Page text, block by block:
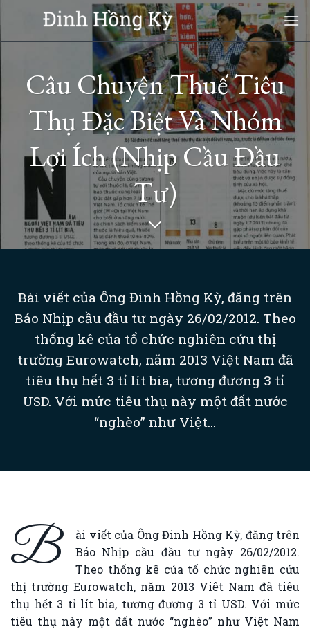
content
Câu Chuyện Thuế Tiêu
Thụ Đặc Biệt Và Nhóm
Lợi Ích (Nhịp Cầu Đầu
Tư)
Bài viết của Ông Đinh Hồng Kỳ, đăng trên
Báo Nhịp cầu đầu tư ngày 26/02/2012. Theo
thống kê của tổ chức nghiên cứu thị
trường Eurowatch, năm 2013 Việt Nam đã
tiêu thụ hết 3 tỉ lít bia, tương đương 3 tỉ
USD. Với mức tiêu thụ này một đất nước
“nghèo” như Việt...
B
ài viết của Ông Đinh Hồng Kỳ, đăng trên
Báo Nhịp cầu đầu tư ngày 26/02/2012.
Theo thống kê của tổ chức nghiên cứu
thị trường Eurowatch, năm 2013 Việt Nam đã tiêu
thụ hết 3 tỉ lít bia, tương đương 3 tỉ USD. Với mức
tiêu thụ này một đất nước “nghèo” như Việt Nam